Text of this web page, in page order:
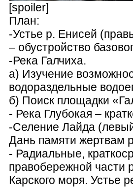
[spoiler]
План:
-Устье р. Енисей
– обустройство
-Река Галчиха.
а) Изучение
водораздельные
б) Поиск площадки
- Река Глубокая –
-Селение Лайда
Дань памяти жертвам
- Радиальные,
правобережной части
Карского моря. Устье